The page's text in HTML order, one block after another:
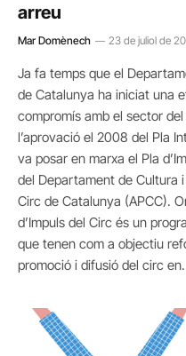
arreu
Mar Domènech 23 de juliol de
Ja fa temps que el
de Catalunya ha iniciat una
compromís amb el sector
l’aprovació el 2008 del Pla
va posar en marxa el Pla
del Departament de Cultura
Circ de Catalunya (APCC).
d’Impuls del Circ és un
que tenen com a objectiu
promoció i difusió del circ